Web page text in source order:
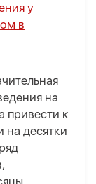
у
в
на
привести к
на десятки